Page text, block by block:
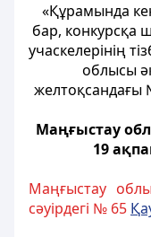
«Құрамында
бар, конкурсқа
учаскелерінің
облысы
желтоқсандағы
Маңғыстау
19
Маңғыстау
сәуірдегі № 65